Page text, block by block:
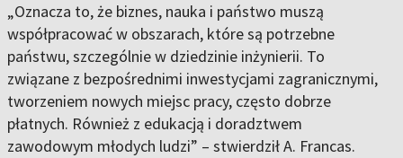
„Oznacza to, że biznes, nauka i państwo muszą
współpracować w obszarach, które są potrzebne
państwu, szczególnie w dziedzinie inżynierii. To
związane z bezpośrednimi inwestycjami zagranicznymi,
tworzeniem nowych miejsc pracy, często dobrze
płatnych. Również z edukacją i doradztwem
zawodowym młodych ludzi” – stwierdził A. Francas.